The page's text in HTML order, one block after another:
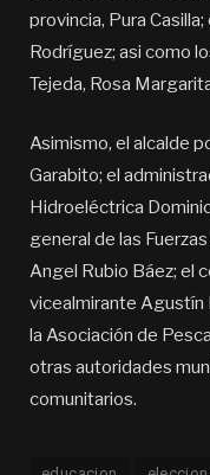
provincia, Pura
Rodríguez; asi como
Tejeda, Rosa
Asimismo, el alcalde
Garabito; el
Hidroeléctrica
general de las
Angel Rubio Báez; el
vicealmirante Agustín
la Asociación de
otras autoridades
comunitarios.